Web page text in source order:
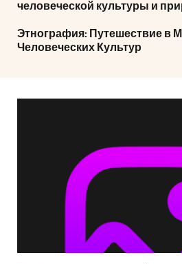
человеческой культуры и
Этнография: Путешествие в
Человеческих Культур